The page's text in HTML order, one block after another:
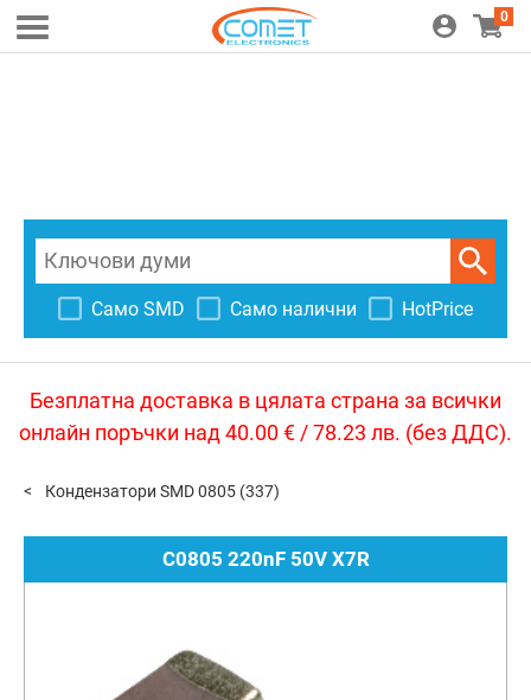
0
Само SMD Само налични HotPrice
Безплатна доставка в цялата страна за всички
онлайн поръчки над 40.00 € / 78.23 лв. (без ДДС).
Кондензатори SMD 0805 (337)
C0805 220nF 50V X7R